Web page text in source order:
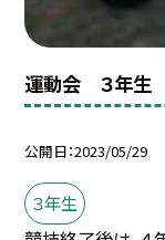
運動会 ３年
公開日 2023/05/29
３年生